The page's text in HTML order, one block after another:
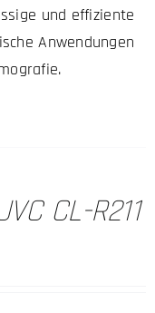
und effiziente
Anwendungen
CL-R211